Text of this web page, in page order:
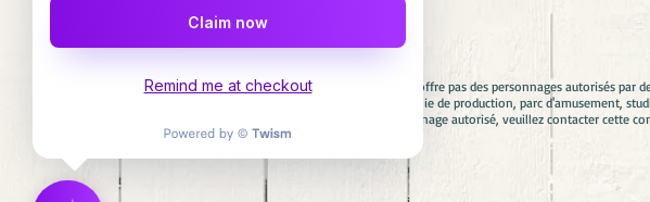
Services en ligne
Avertissement : Diadèmes & Confettis n'offre pas des personnages autorisés
aucun cas associés avec aucune compagnie de production, parc d'amusement,
involontaire. Si vous cherchez un personnage autorisé, veuillez contacter cette
Claim now
Remind me at checkout